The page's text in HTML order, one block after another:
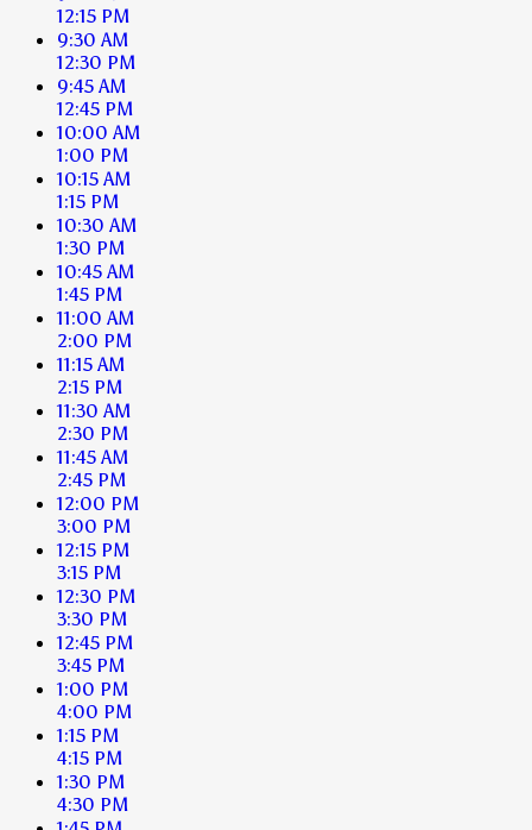
12:15 PM
9:30 AM
12:30 PM
9:45 AM
12:45 PM
10:00 AM
1:00 PM
10:15 AM
1:15 PM
10:30 AM
1:30 PM
10:45 AM
1:45 PM
11:00 AM
2:00 PM
11:15 AM
2:15 PM
11:30 AM
2:30 PM
11:45 AM
2:45 PM
12:00 PM
3:00 PM
12:15 PM
3:15 PM
12:30 PM
3:30 PM
12:45 PM
3:45 PM
1:00 PM
4:00 PM
1:15 PM
4:15 PM
1:30 PM
4:30 PM